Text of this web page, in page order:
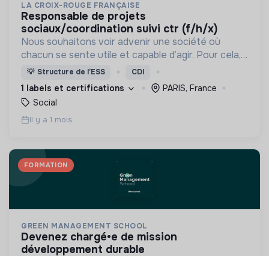
LA CROIX-ROUGE FRANÇAISE
responsable de projets
sociaux/coordination suivi ctr (f/h/x)
Nous souhaitons voir advenir une société où
chacun se sente utile et capable d’agir. Pour cela,
nous proposons des moyens et des lieux
d’engagement innovants et adaptés à tous.
💡 Structure de l’ESS CDI
1 labels et certifications
PARIS, France
Social
Il y a 1 mois
FORMATION
GREEN MANAGEMENT SCHOOL
devenez chargé•e de mission
développement durable